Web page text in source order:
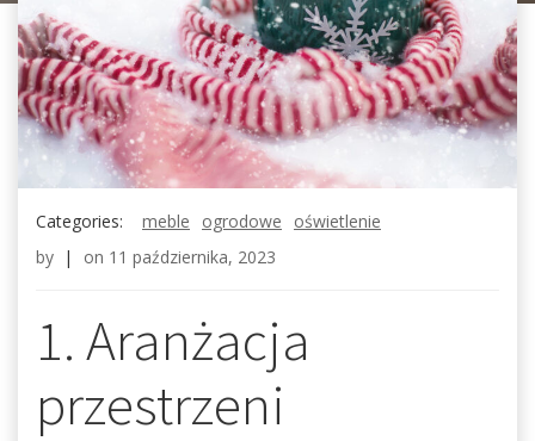
Categories: meble ogrodowe
oświetlenie
by | on 11 października, 2023
1. Aranżacja
przestrzeni